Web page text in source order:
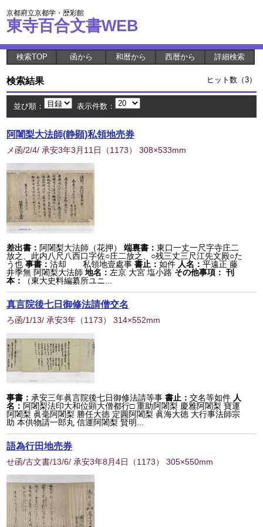
京都府立京都学・歴彩館
東寺百合文書WEB
検索TOP 函から 和暦から 西暦から 詳細検索
検索結果 ヒット数（3）
並び順： 表示件数：
阿闍梨大法師(静顕)私領地売券
メ函/2/4/ 承安3年3月11日 （1173） 308×533mm
差出書： 阿闍梨大法師（花押） 端裏書：東口一丈一尺字寺庄二
放之、此内八尺八西口字佐○庄二放之、○残三丈三尺江先文殿○た
う也 事書：沽却 私領地壹處事書止：如件 人名：平遠正 藤
井季無 阿闍梨大法師 地名： 左京 大宮 塩小路 その他事項： 刊
本：
（東大史料編纂所ユニ...
真言院後七日御修法請僧交名
ろ函/1/13/ 承安3年 （1173） 314×552mm
事書：承安三年眞言院後七日御修法請等事 書止：交名等如件 人
名： 阿闍梨法印大和位顕大僧都行□ 重助阿闍梨 慶雅阿闍梨 寶運
阿闍梨 眞毫阿闍梨 勝任大徳 定圓阿闍梨 眞海大徳 大行事法師宗
助 本供物請一郎丸 信運阿闍梨 賢明...
語為行田地売券
せ函/古文書/13/6/ 承安3年8月4日 （1173） 305×550mm